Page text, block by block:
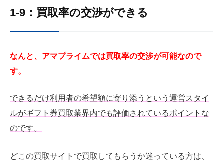
1-9：買取率の交渉ができる
なんと、アマプライムでは買取率の交渉が可能なので
す。
できるだけ利用者の希望額に寄り添うという運営スタイ
ルがギフト券買取業界内でも評価されているポイントな
のです。
どこの買取サイトで買取してもらうか迷っている方は、